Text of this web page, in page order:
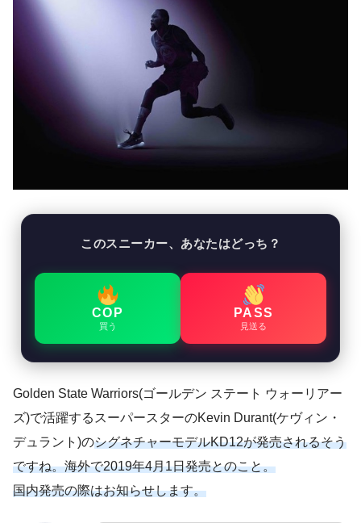
このスニーカー、あなたはどっち？
COP
買う
PASS
見送る
Golden State Warriors(ゴールデン ステート ウォーリアー
ズ)で活躍するスーパースターのKevin Durant(ケヴィン・
デュラント)のシグネチャーモデルKD12が発売されるそう
ですね。海外で2019年4月1日発売とのこと。
国内発売の際はお知らせします。